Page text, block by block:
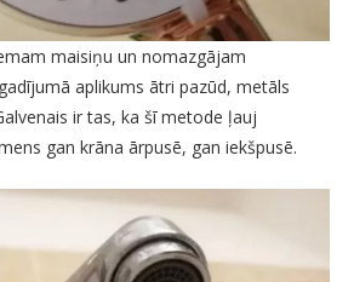
maisiņu un nomazgājam
aplikums ātri pazūd, metāls
ir tas, ka šī metode ļauj
gan krāna ārpusē, gan iekšpusē.